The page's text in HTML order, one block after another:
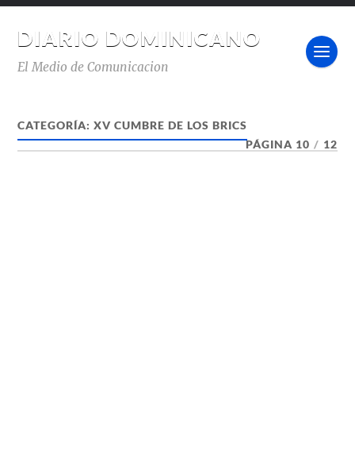
DIARIO DOMINICANO
El Medio de Comunicacion
CATEGORÍA:XV CUMBRE DE LOS BRICS
PÁGINA 10 / 12